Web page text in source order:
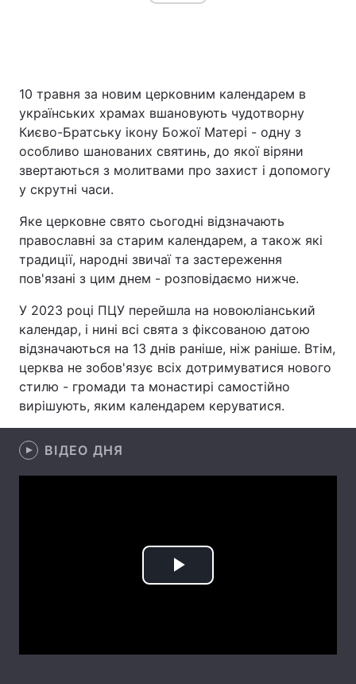
Україна Політика
Економіка Світ
Спорт
Техно і зв'язок Лайт
Зброя Інциденти
Цікавинки Погода
Екологія Регіони
Лонгріди
Відео з Youtube
10 травня за новим церковним календарем в
українських храмах вшановують чудотворну
Києво-Братську ікону Божої Матері - одну з
особливо шанованих святинь, до якої віряни
звертаються з молитвами про захист і допомогу
у скрутні часи.
Яке церковне свято сьогодні відзначають
православні за старим календарем, а також які
традиції, народні звичаї та застереження
пов'язані з цим днем - розповідаємо нижче.
У 2023 році ПЦУ перейшла на новоюліанський
календар, і нині всі свята з фіксованою датою
відзначаються на 13 днів раніше, ніж раніше. Втім,
церква не зобов'язує всіх дотримуватися нового
стилю - громади та монастирі самостійно
вирішують, яким календарем керуватися.
ВІДЕО ДНЯ
Play